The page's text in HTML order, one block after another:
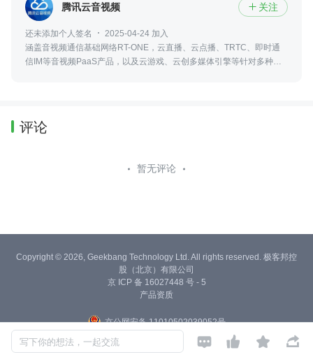
腾讯云音视频  关注
还未添加个人签名
2025-04-24 加入
涵盖音视频通信基础网络RT-ONE，云直播、云点播、TRTC、即时通
信IM等音视频PaaS产品，以及云游戏、云创多媒体引擎等针对多种场
评论
暂无评论
写下你的想法，一起交流    
Copyright © 2026, Geekbang Technology Ltd. All rights reserved. 极客邦控
股（北京）有限公司
京 ICP 备 16027448 号 - 5
产品资质
京公网安备 11010502039052号